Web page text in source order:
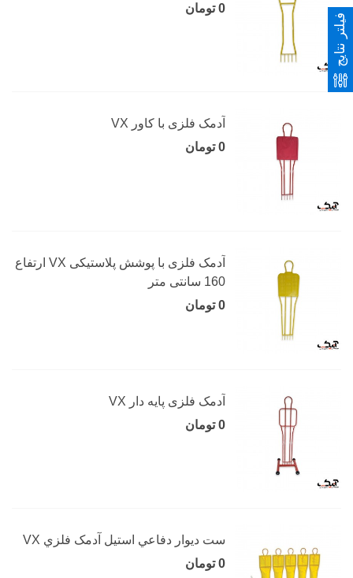
0 تومان
آدمک فلزی با کاور VX
0 تومان
آدمک فلزی با پوشش پلاستیکی VX ارتفاع
160 سانتی متر
0 تومان
آدمک فلزی پایه دار VX
0 تومان
ست ديوار دفاعي استيل آدمک فلزي VX
0 تومان
فیلتر نتایج